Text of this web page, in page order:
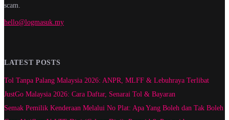
scam.
hello@logmasuk.my
LATEST POSTS
Tol Tanpa Palang Malaysia 2026: ANPR, MLFF & Lebuhraya Terlibat
JustGo Malaysia 2026: Cara Daftar, Senarai Tol & Bayaran
Semak Pemilik Kenderaan Melalui No Plat: Apa Yang Boleh dan Tak Boleh